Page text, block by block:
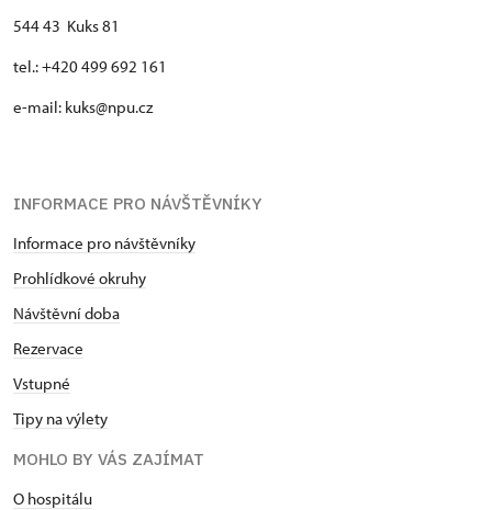
544 43 Kuks 81
tel.: +420 499 692 161
e-mail: kuks@npu.cz
INFORMACE PRO NÁVŠTĚVNÍKY
Informace pro návštěvníky
Prohlídkové okruhy
Návštěvní doba
Rezervace
Vstupné
Tipy na výlety
MOHLO BY VÁS ZAJÍMAT
O hospitálu